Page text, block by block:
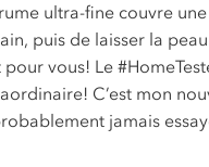
ultra-fine couvre
puis de laisser la
vous! Le
C’est mon
jamais